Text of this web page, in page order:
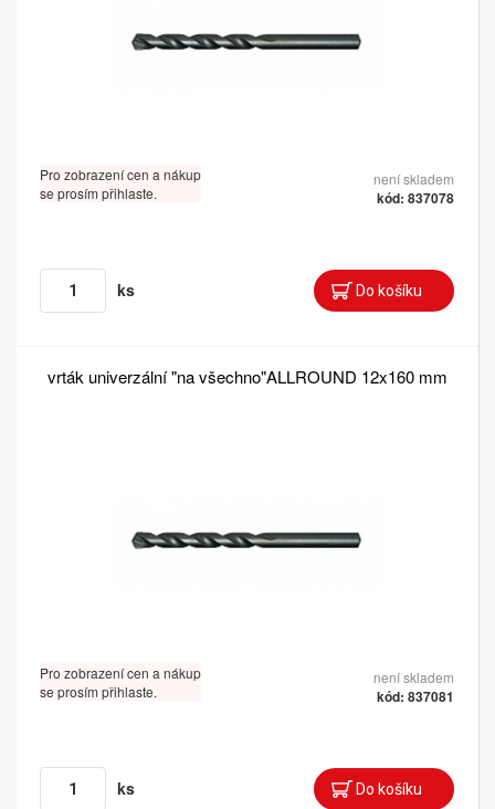
Pro zobrazení cen a nákup
se prosím přihlaste.
není skladem
kód: 837078
ks
vrták univerzální "na všechno"ALLROUND 12x160 mm
Pro zobrazení cen a nákup
se prosím přihlaste.
není skladem
kód: 837081
ks